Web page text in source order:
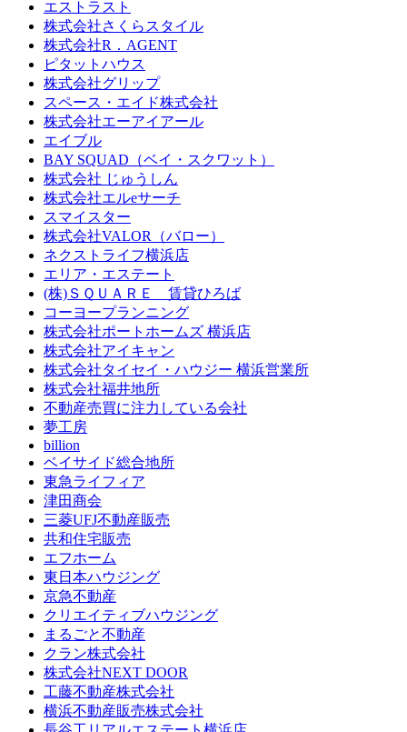
エストラスト
株式会社さくらスタイル
株式会社R．AGENT
ピタットハウス
株式会社グリップ
スペース・エイド株式会社
株式会社エーアイアール
エイブル
BAY SQUAD（ベイ・スクワット）
株式会社 じゅうしん
株式会社エルeサーチ
スマイスター
株式会社VALOR（バロー）
ネクストライフ横浜店
エリア・エステート
(株)ＳＱＵＡＲＥ 賃貸ひろば
コーヨープランニング
株式会社ポートホームズ 横浜店
株式会社アイキャン
株式会社タイセイ・ハウジー 横浜営業所
株式会社福井地所
不動産売買に注力している会社
夢工房
billion
ベイサイド総合地所
東急ライフィア
津田商会
三菱UFJ不動産販売
共和住宅販売
エフホーム
東日本ハウジング
京急不動産
クリエイティブハウジング
まるごと不動産
クラン株式会社
株式会社NEXT DOOR
工藤不動産株式会社
横浜不動産販売株式会社